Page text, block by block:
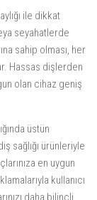
ile dikkat
seyahatlerde
sahip olması, her
Hassas dişlerden
olan cihaz geniş
üstün
sağlığı ürünleriyle
en uygun
kullanıcı
daha bilinçli